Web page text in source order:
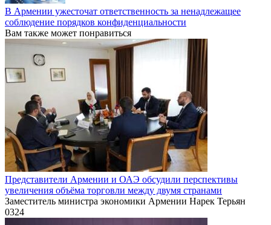
В Армении ужесточат ответственность за ненадлежащее
соблюдение порядков конфиденциальности
Вам также может понравиться
Представители Армении и ОАЭ обсудили перспективы
увеличения объёма торговли между двумя странами
Заместитель министра экономики Армении Нарек Терьян
0324